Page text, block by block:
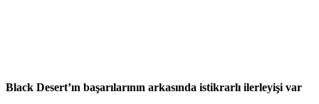
Black Desert’ın başarılarının arkasında istikrarlı ilerleyişi var